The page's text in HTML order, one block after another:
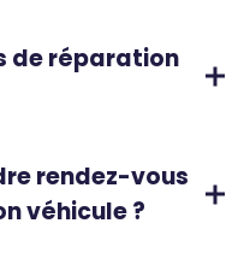
de réparation
rendez-vous
véhicule ?